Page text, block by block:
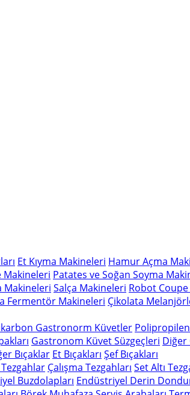
Et Kıyma Makineleri Hamur Açma
Makineleri Patates ve Soğan Soyma
Makineleri Salça Makineleri Robot Coupe
Fermentör Makineleri Çikolata
Gastronorm Küvetler
Gastronom Küvet Süzgeçleri
Bıçaklar Et Bıçakları Şef Bıçakları
Çalışma Tezgahları Set Altı
Buzdolapları Endüstriyel Derin